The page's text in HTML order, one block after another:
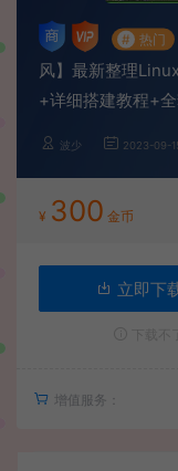
# 热门
风】最新整理
+详细搭建教程+
波少 2023-09-
¥ 300 金币
立即下
增值服务：